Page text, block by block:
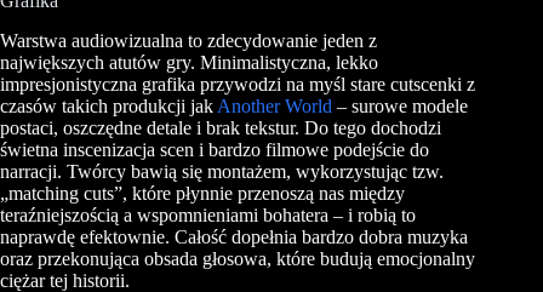
Warstwa audiowizualna to zdecydowanie jeden z
największych atutów gry. Minimalistyczna, lekko
impresjonistyczna grafika przywodzi na myśl stare cutscenki z
czasów takich produkcji jak Another World – surowe modele
postaci, oszczędne detale i brak tekstur. Do tego dochodzi
świetna inscenizacja scen i bardzo filmowe podejście do
narracji. Twórcy bawią się montażem, wykorzystując tzw.
„matching cuts”, które płynnie przenoszą nas między
teraźniejszością a wspomnieniami bohatera – i robią to
naprawdę efektownie. Całość dopełnia bardzo dobra muzyka
oraz przekonująca obsada głosowa, które budują emocjonalny
ciężar tej historii.